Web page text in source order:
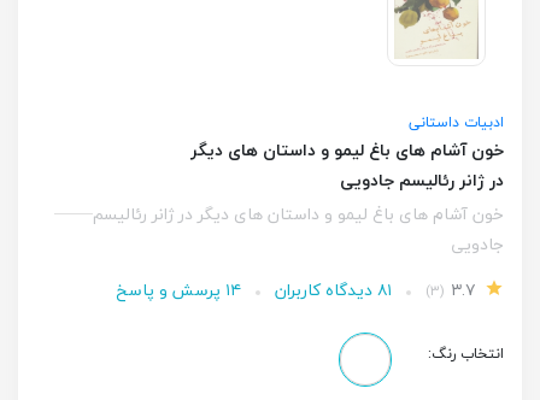
ادبیات داستانی
خون آشام های باغ لیمو و داستان های دیگر
در ژانر رئالیسم جادویی
خون آشام های باغ لیمو و داستان های دیگر در ژانر رئالیسم
جادویی
(۳) ۸۱ دیدگاه کاربران ۱۴ پرسش و پاسخ
انتخاب رنگ: